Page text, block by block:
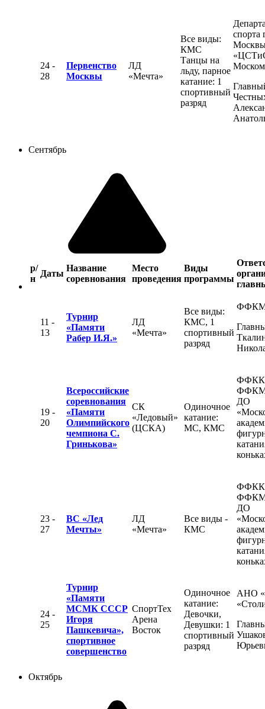
24 -
28
Первенство
Москвы
ЛД
«Мечта»
Все виды:
КМС
Танцы на
льду, парное
катание: 1
спортивный
разряд
спорта
Сентябрь
р/
н
Даты
Название
соревнования
Место
проведения
Виды
программы
11 -
13
Турнир
«Памяти
Рабер И.Я.»
ЛД
«Мечта»
Все виды:
КМС, 1
спортивный
разряд
19 -
20
Всероссийские
соревнования
«Памяти
Олимпийского
чемпиона С.
Гринькова»
СК
«Ледовый»
(ЦСКА)
Одиночное
катание:
МС, КМС
ДО
23 -
27
ВС «Лед
Мечты»
ЛД
«Мечта»
Все виды -
КМС
ДО
24 -
25
Турнир
«Памяти
МСМК СССР
Игоря
Пашкевича»,
спортивное
совершенство
СпортТех
Арена
Восток
Одиночное
катание:
Девочки,
Девушки: 1
спортивный
разряд
АНО
Октябрь